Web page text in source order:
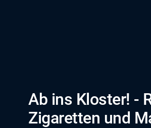
Ab ins Kloster! -
Zigaretten und